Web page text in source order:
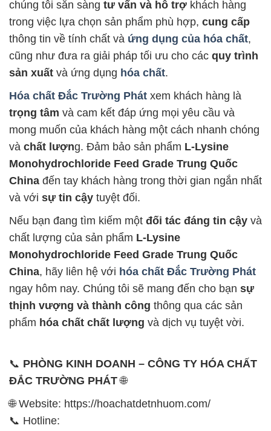
chúng tôi sẵn sàng tư vấn và hỗ trợ khách hàng
trong việc lựa chọn sản phẩm phù hợp, cung cấp
thông tin về tính chất và ứng dụng của hóa chất,
cũng như đưa ra giải pháp tối ưu cho các quy trình
sản xuất và ứng dụng hóa chất.
Hóa chất Đắc Trường Phát xem khách hàng là
trọng tâm và cam kết đáp ứng mọi yêu cầu và
mong muốn của khách hàng một cách nhanh chóng
và chất lượng. Đảm bảo sản phẩm L-Lysine
Monohydrochloride Feed Grade Trung Quốc
China đến tay khách hàng trong thời gian ngắn nhất
và với sự tin cậy tuyệt đối.
Nếu bạn đang tìm kiếm một đối tác đáng tin cậy và
chất lượng của sản phẩm L-Lysine
Monohydrochloride Feed Grade Trung Quốc
China, hãy liên hệ với hóa chất Đắc Trường Phát
ngay hôm nay. Chúng tôi sẽ mang đến cho bạn sự
thịnh vượng và thành công thông qua các sản
phẩm hóa chất chất lượng và dịch vụ tuyệt vời.
📞 PHÒNG KINH DOANH – CÔNG TY HÓA CHẤT
ĐẮC TRƯỜNG PHÁT🌐
🌐 Website: https://hoachatdetnhuom.com/
📞 Hotline: